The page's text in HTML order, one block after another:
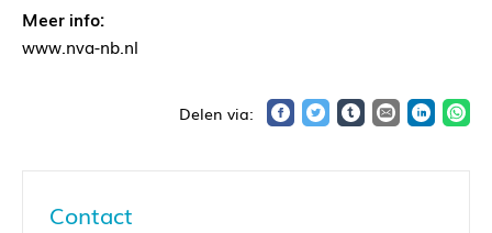
Meer info:
www.nva-nb.nl
Contact